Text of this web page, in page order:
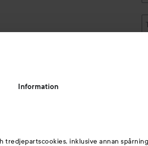
Information
inklusive annan
Fragrances of the World